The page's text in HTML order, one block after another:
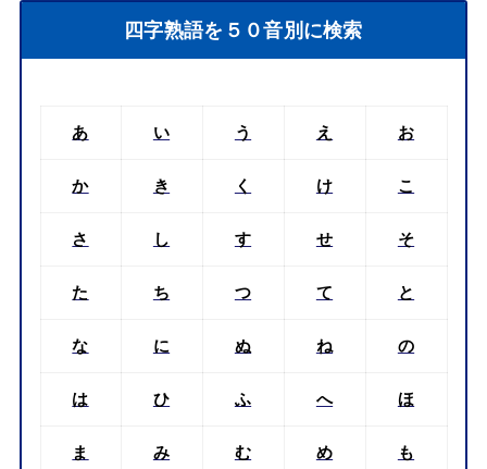
四字熟語を５０音別に検索
あ い う え お
か き く け こ
さ し す せ そ
た ち つ て と
な に ぬ ね の
は ひ ふ へ ほ
ま み む め も